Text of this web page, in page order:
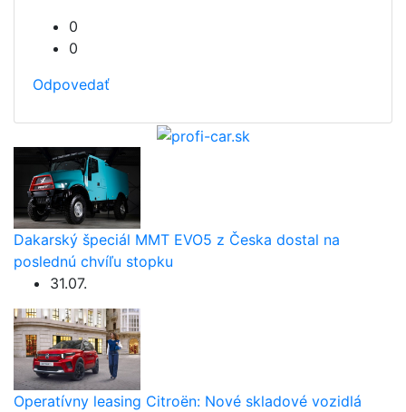
0
0
Odpovedať
Dakarský špeciál MMT EVO5 z Česka dostal na
poslednú chvíľu stopku
31.07.
Operatívny leasing Citroën: Nové skladové vozidlá